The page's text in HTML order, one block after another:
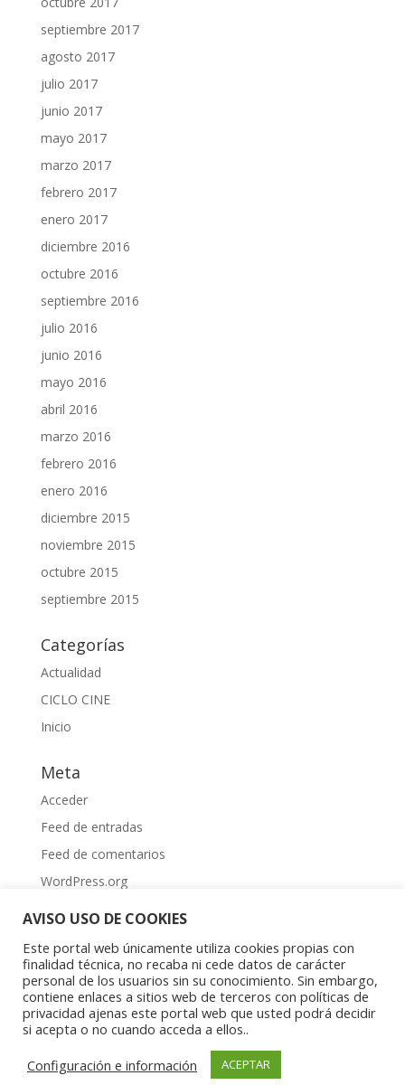
septiembre 2017
agosto 2017
julio 2017
junio 2017
mayo 2017
marzo 2017
febrero 2017
enero 2017
diciembre 2016
octubre 2016
septiembre 2016
julio 2016
junio 2016
mayo 2016
abril 2016
marzo 2016
febrero 2016
enero 2016
diciembre 2015
noviembre 2015
octubre 2015
septiembre 2015
Categorías
Actualidad
CICLO CINE
Inicio
Meta
Acceder
Feed de entradas
Feed de comentarios
WordPress.org
Aviso Legal| Política de privacidad|Política de
cookies
Copyright © 2023 Asociación Aragonesa para la
Investigación Psíquica del Niño y el Adolescente
AVISO USO DE COOKIES
Este portal web únicamente utiliza cookies propias con
finalidad técnica, no recaba ni cede datos de carácter
personal de los usuarios sin su conocimiento. Sin embargo,
contiene enlaces a sitios web de terceros con políticas de
privacidad ajenas este portal web que usted podrá decidir
si acepta o no cuando acceda a ellos..
Configuración e información
ACEPTAR